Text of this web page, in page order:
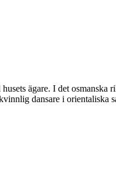
ägare. I det osmanska
dansare i orientaliska